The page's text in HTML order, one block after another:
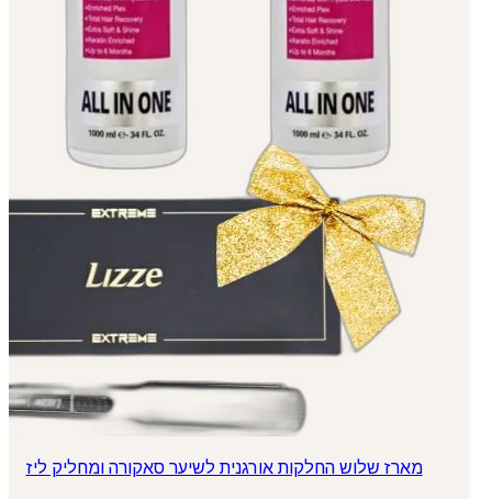
מארז שלוש החלקות אורגנית לשיער סאקורה ומחליק ליז